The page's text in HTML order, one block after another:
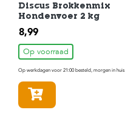
Discus Brokkenmix
Hondenvoer 2 kg
8,99
Op voorraad
Op werkdagen voor 21:00 besteld, morgen in huis